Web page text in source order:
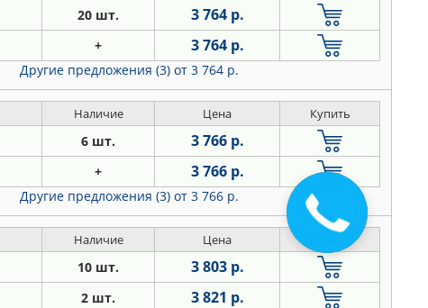
20 шт. 3 764 р.
+ 3 764 р.
Другие предложения (3) от 3 764 р.
Наличие Цена Купить
6 шт. 3 766 р.
+ 3 766 р.
Другие предложения (3) от 3 766 р.
Наличие Цена
10 шт. 3 803 р.
2 шт. 3 821 р.
Закажите
звонок